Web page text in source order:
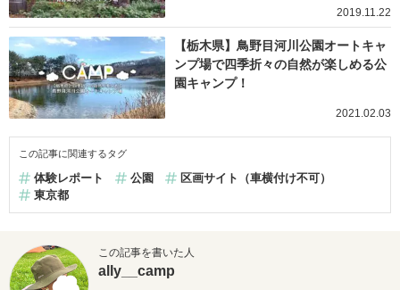
2019.11.22
【栃木県】鳥野目河川公園オートキャ
ンプ場で四季折々の自然が楽しめる公
園キャンプ！
2021.02.03
この記事に関連するタグ
体験レポート 公園
区画サイト（車横付け不可）
東京都
この記事を書いた人
ally__camp